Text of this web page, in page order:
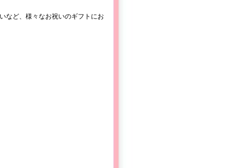
など、様々なお祝いのギフトにお